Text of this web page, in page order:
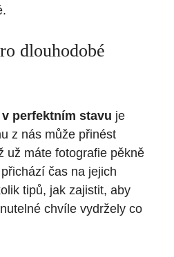
dlouhodobé
perfektním stavu je
z nás může přinést
už máte fotografie pěkně
čas na jejich
tipů, jak zajistit, aby
chvíle vydržely co